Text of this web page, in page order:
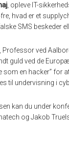
, opleve IT-
hvad er et
SMS beskeder
, Professor ved
guld ved de
som en hacker” for
til undervisning i
kan du under
og Jakob